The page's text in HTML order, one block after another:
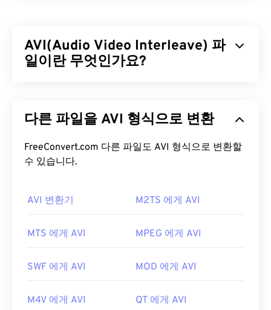
AIFF의 파일 확장자가 호환되는 것처럼 보이지만,
"C"로 끝나는 것이 올바른 명칭입니다.
AIFC 파일을 여는 데 가장 좋은 프로그램은iTunes
입니다. 또 다른 좋은 선택은
VLC 미디어 플레이어
인데, Mac OS X와 ​​모바일을 포함한 대부분의 플랫폼
에서 작동하는 안정적인 프로그램입니다.
최초 출시: 1988
https://en.wikipedia.org/wiki/오디오_교환_파일_포
AVI(Audio Video Interleave) 파
일이란 무엇인가요?
RIFF(Resource Interchange File Format) 의 하위 포
막, 메뉴, 스트리밍, 첨부 파일 및 3D 컨테이너를 지
원할 수 있습니다.
AVI 파일을 어떻게 여나요?
합니다. AVI 파일을 보는 또 다른 방법은 운영 체제와
사용하는 것입니다.
플레이어도 지원합니다. AVI 파일이 열리지 않으면
다른 파일을 AVI 형식으로 변환
FreeConvert.com 다른 파일도 AVI 형식으로 변환할
수 있습니다.
AVI 변환기 M2TS 에게 AVI
MTS 에게 AVI MPEG 에게 AVI
SWF 에게 AVI MOD 에게 AVI
M4V 에게 AVI QT 에게 AVI